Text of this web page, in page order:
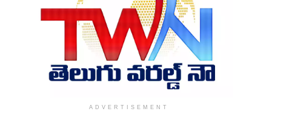
ADVERTISEMENT